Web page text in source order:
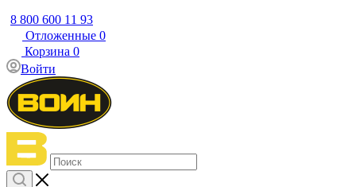
8 800 600 11 93
Отложенные 0
Корзина 0
Войти